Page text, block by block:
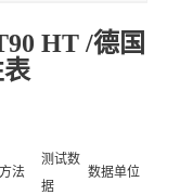
HT /德国
法
测试数
据
数据单位